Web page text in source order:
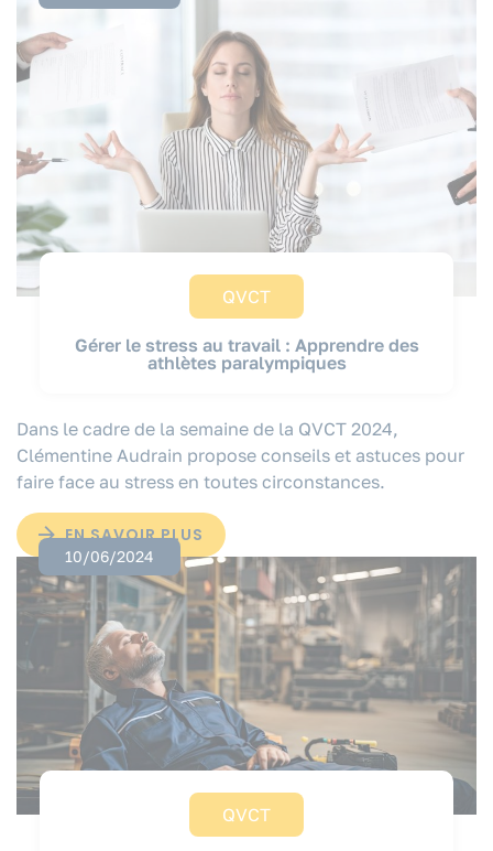
QVCT
Gérer le stress au travail : Apprendre des
athlètes paralympiques
Dans le cadre de la semaine de la QVCT 2024,
Clémentine Audrain propose conseils et astuces pour
faire face au stress en toutes circonstances.
EN SAVOIR PLUS
10/06/2024
QVCT